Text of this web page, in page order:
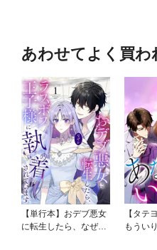
あわせてよく買わ
【単行本】おデブ悪女
に転生したら、なぜか
【タテ
もうい